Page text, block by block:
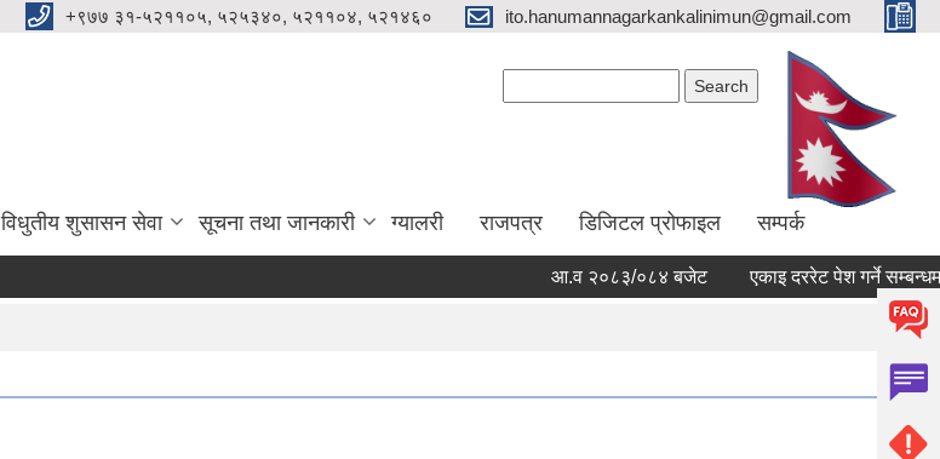
+९७७ ३१-५२११०५, ५२५३४०, ५२११०४, ५२१४६० ito.hanumannagarkankalinimun@gmail.com
विधुतीय शुसासन सेवा सूचना तथा जानकारी ग्यालरी राजपत्र डिजिटल प्रोफाइल सम्पर्क
आ.व २०८३/०८४ बजेट एकाइ दररेट पेश गर्ने सम्बन्धमा